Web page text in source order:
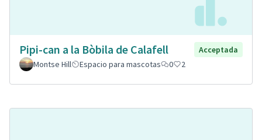
Pipi-can a la Bòbila de Calafell
Acceptada
Montse Hill
Espacio para mascotas 0 2